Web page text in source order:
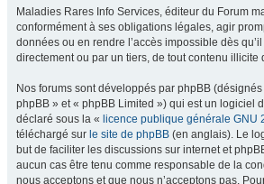
Maladies Rares Info Services, éditeur du Forum
conformément à ses obligations légales, agir
données ou en rendre l’accès impossible dès
directement ou par un tiers, de tout contenu illicite
Nos forums sont développés par phpBB
phpBB » et « phpBB Limited ») qui est un logiciel
déclaré sous la « licence publique générale GNU
téléchargé sur le site de phpBB (en anglais). Le
but de faciliter les discussions sur internet et
aucun cas être tenu comme responsable de la
nous acceptons et que nous n’acceptons pas.